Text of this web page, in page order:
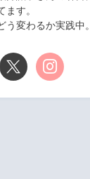
す。
変わるか実践中。